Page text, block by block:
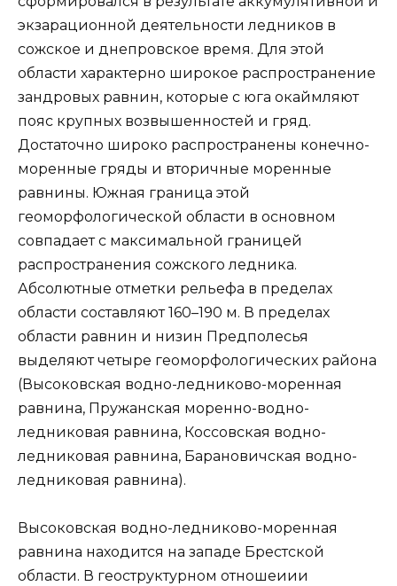
экзарационной деятельности ледников в
сожское и днепровское время. Для этой
области характерно широкое распространение
зандровых равнин, которые с юга окаймляют
пояс крупных возвышенностей и гряд.
Достаточно широко распространены конечно-
моренные гряды и вторичные моренные
равнины. Южная граница этой
геоморфологической области в основном
совпадает с максимальной границей
распространения сожского ледника.
Абсолютные отметки рельефа в пределах
области составляют 160–190 м. В пределах
области равнин и низин Предполесья
выделяют четыре геоморфологических района
(Высоковская водно-ледниково-моренная
равнина, Пружанская моренно-водно-
ледниковая равнина, Коссовская водно-
ледниковая равнина, Барановичская водно-
ледниковая равнина).
Высоковская водно-ледниково-моренная
равнина находится на западе Брестской
области. В геоструктурном отношеиии